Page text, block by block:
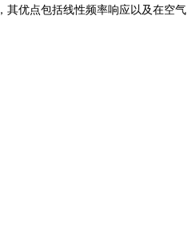
， 其优点包括线性频率响应以及在空气